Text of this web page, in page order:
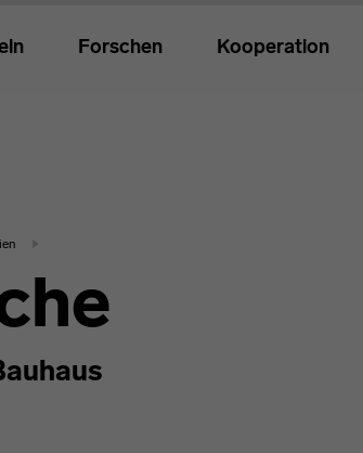
Forschen Kooperation